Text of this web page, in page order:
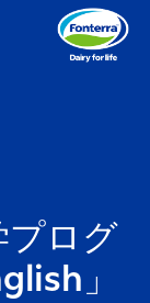
プログ
」